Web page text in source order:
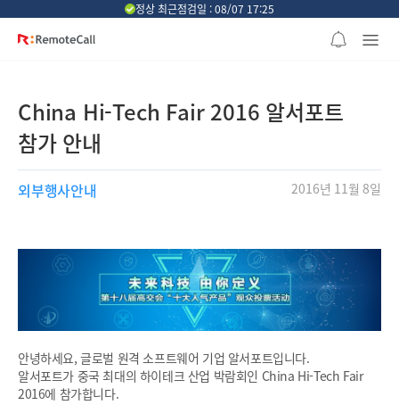
정상 최근점검일 : 08/07 17:25
China Hi-Tech Fair 2016 알서포트
참가 안내
외부행사안내 2016년 11월 8일
안녕하세요, 글로벌 원격 소프트웨어 기업 알서포트입니다.
알서포트가 중국 최대의 하이테크 산업 박람회인 China Hi-Tech Fair
2016에 참가합니다.